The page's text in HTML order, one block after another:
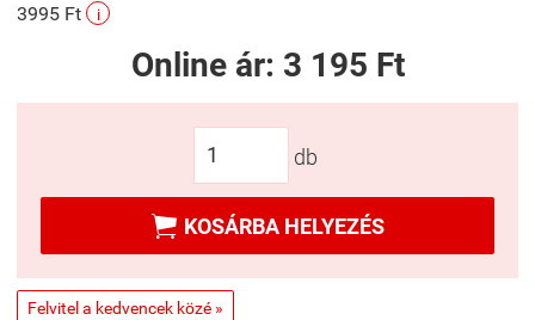
3995 Ft
i
Online ár: 3 195 Ft
db
 KOSÁRBA HELYEZÉS
Felvitel a kedvencek közé »